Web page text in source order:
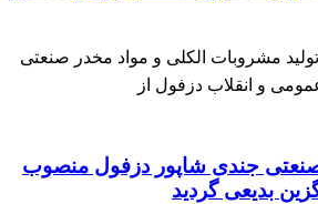
الکلی و مواد مخدر صنعتی
انقلاب دزفول از
جندی شاپور دزفول منصوب
گردید